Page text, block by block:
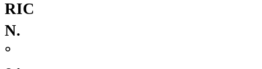
RIC
N.
°